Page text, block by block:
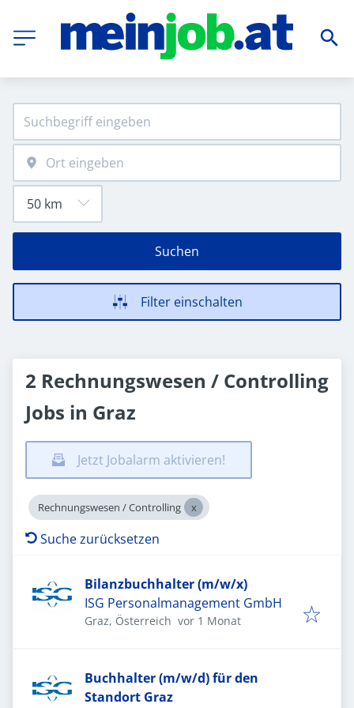
Suchen
Filter einschalten
2 Rechnungswesen / Controlling
Jobs in Graz
Jetzt Jobalarm aktivieren!
Rechnungswesen / Controlling
Suche zurücksetzen
Bilanzbuchhalter (m/w/x)
ISG Personalmanagement GmbH
Graz, Österreich Veröffentlicht
vor 1 Monat
Buchhalter (m/w/d) für den
Standort Graz